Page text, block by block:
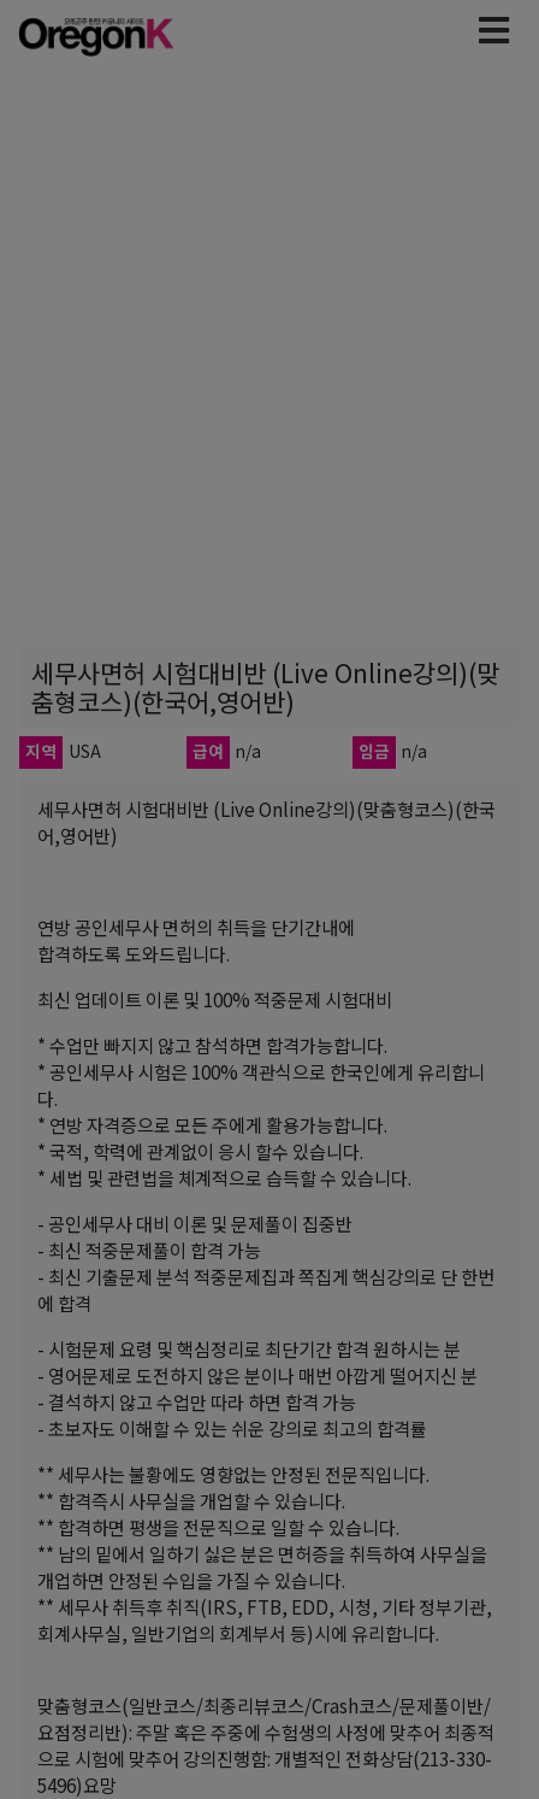
세무사면허 시험대비반 (Live Online강의)(맞
춤형코스)(한국어,영어반)
지역 USA 급여 n/a 임금 n/a
세무사면허 시험대비반 (Live Online강의)(맞춤형코스)(한국
어,영어반)
연방 공인세무사 면허의 취득을 단기간내에
합격하도록 도와드립니다.
최신 업데이트 이론 및 100% 적중문제 시험대비
* 수업만 빠지지 않고 참석하면 합격가능합니다.
* 공인세무사 시험은 100% 객관식으로 한국인에게 유리합니
다.
* 연방 자격증으로 모든 주에게 활용가능합니다.
* 국적, 학력에 관계없이 응시 할수 있습니다.
* 세법 및 관련법을 체계적으로 습득할 수 있습니다.
- 공인세무사 대비 이론 및 문제풀이 집중반
- 최신 적중문제풀이 합격 가능
- 최신 기출문제 분석 적중문제집과 쪽집게 핵심강의로 단 한번
에 합격
- 시험문제 요령 및 핵심정리로 최단기간 합격 원하시는 분
- 영어문제로 도전하지 않은 분이나 매번 아깝게 떨어지신 분
- 결석하지 않고 수업만 따라 하면 합격 가능
- 초보자도 이해할 수 있는 쉬운 강의로 최고의 합격률
** 세무사는 불황에도 영향없는 안정된 전문직입니다.
** 합격즉시 사무실을 개업할 수 있습니다.
** 합격하면 평생을 전문직으로 일할 수 있습니다.
** 남의 밑에서 일하기 싫은 분은 면허증을 취득하여 사무실을
개업하면 안정된 수입을 가질 수 있습니다.
** 세무사 취득후 취직(IRS, FTB, EDD, 시청, 기타 정부기관,
회계사무실, 일반기업의 회계부서 등)시에 유리합니다.
맞춤형코스(일반코스/최종리뷰코스/Crash코스/문제풀이반/
요점정리반): 주말 혹은 주중에 수험생의 사정에 맞추어 최종적
으로 시험에 맞추어 강의진행함: 개별적인 전화상담(213-330-
5496)요망